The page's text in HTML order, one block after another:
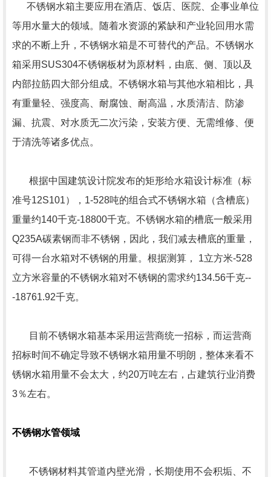
不锈钢水箱主要应用在酒店、饭店、医院、企事业单位
等用水量大的领域。随着水资源的紧缺和产业轮回用水需
求的不断上升，不锈钢水箱是不可替代的产品。不锈钢水
箱采用SUS304不锈钢板材为原材料，由底、侧、顶以及
内部拉筋四大部分组成。不锈钢水箱与其他水箱相比，具
有重量轻、强度高、耐腐蚀、耐高温，水质清洁、防渗
漏、抗震、对水质无二次污染，安装方便、无需维修、便
于清洗等诸多优点。
根据中国建筑设计院发布的矩形给水箱设计标准（标
准号12S101），1-528吨的组合式不锈钢水箱（含槽底）
重量约140千克-18800千克。不锈钢水箱的槽底一般采用
Q235A碳素钢而非不锈钢，因此，我们减去槽底的重量，
可得一台水箱对不锈钢的用量。根据测算， 1立方米-528
立方米容量的不锈钢水箱对不锈钢的需求约134.56千克--
-18761.92千克。
目前不锈钢水箱基本采用运营商统一招标，而运营商
招标时间不确定导致不锈钢水箱用量不明朗，整体来看不
锈钢水箱用量不会太大，约20万吨左右，占建筑行业消费
3％左右。
不锈钢水管领域
不锈钢材料其管道内壁光滑，长期使用不会积垢、不